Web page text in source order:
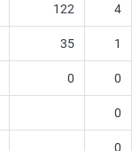
122 4
35 1
0 0
0
0